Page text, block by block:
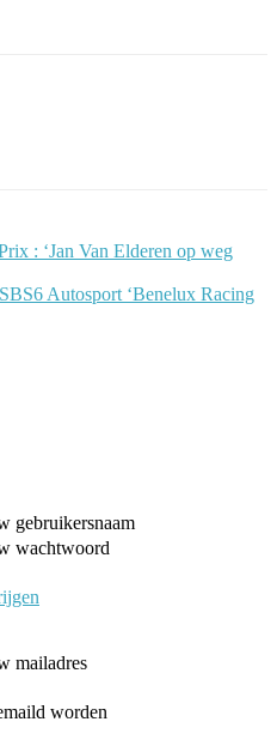
: ‘Jan Van Elderen op weg
Autosport ‘Benelux Racing
gebruikersnaam
wachtwoord
mailadres
worden